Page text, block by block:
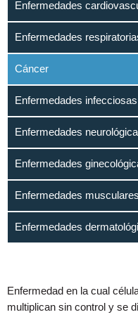
Enfermedades
Enfermedades
Cáncer
Enfermedades infecciosas
Enfermedades
Enfermedades
Enfermedades
Enfermedades
Enfermedad en la cual
multiplican sin control y se